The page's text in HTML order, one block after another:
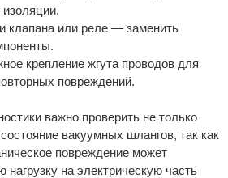
изоляции.
клапана или реле — заменить
крепление жгута проводов для
повреждений.
важно проверить не только
вакуумных шлангов, так как
повреждение может
на электрическую часть